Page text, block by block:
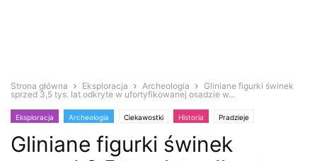
Strona główna Eksploracja Archeologia
Gliniane figurki świnek
sprzed 3,5 tys. lat odkryte w ufortyfikowanej osadzie w...
Eksploracja Archeologia Ciekawostki Historia Pradzieje
Zabytki i antyki
Gliniane figurki świnek